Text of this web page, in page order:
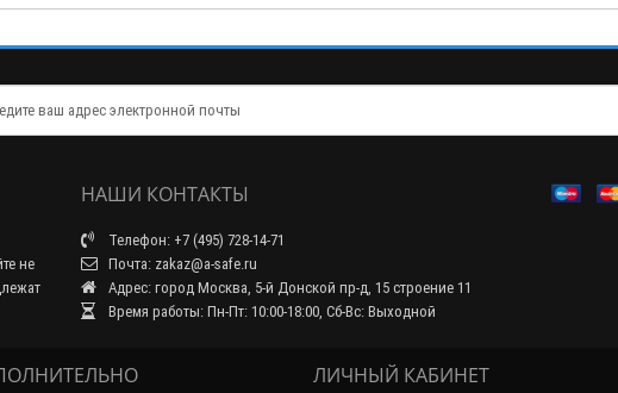
не
НАШИ КОНТАКТЫ
Телефон: +7 (495) 728-14-71
Почта: zakaz@a-safe.ru
Адрес: город Москва, 5-й Донской пр-д, 15 строение 11
Время работы: Пн-Пт: 10:00-18:00, Сб-Вс: Выходной
ЛИЧНЫЙ КАБИНЕТ